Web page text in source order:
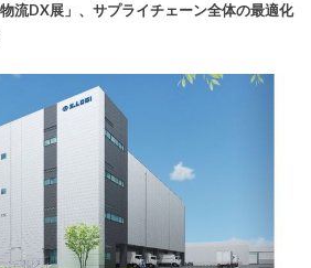
流DX展」、サプライチェーン全体の最適化